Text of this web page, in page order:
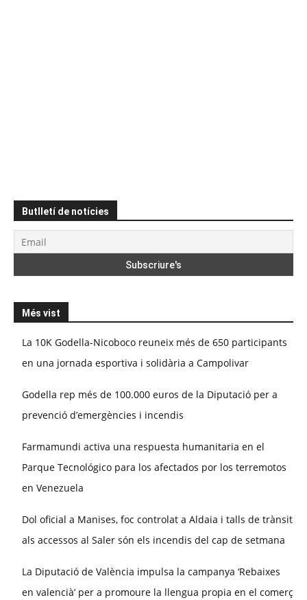
Butlletí de notícies
Més vist
La 10K Godella-Nicoboco reuneix més de 650 participants
en una jornada esportiva i solidària a Campolivar
Godella rep més de 100.000 euros de la Diputació per a
prevenció d’emergències i incendis
Farmamundi activa una respuesta humanitaria en el
Parque Tecnológico para los afectados por los terremotos
en Venezuela
Dol oficial a Manises, foc controlat a Aldaia i talls de trànsit
als accessos al Saler són els incendis del cap de setmana
La Diputació de València impulsa la campanya ‘Rebaixes
en valencià’ per a promoure la llengua propia en el comerç